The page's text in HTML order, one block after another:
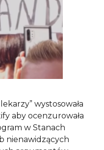
wystosowała
aby ocenzurowała
w Stanach
nienawidzących